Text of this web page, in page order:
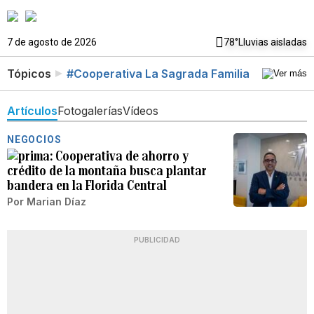
7 de agosto de 2026 78°Lluvias aisladas
Tópicos #Cooperativa La Sagrada Familia
ArtículosFotogaleríasVídeos
NEGOCIOS
Cooperativa de ahorro y
crédito de la montaña busca plantar
bandera en la Florida Central
Por Marian Díaz
PUBLICIDAD